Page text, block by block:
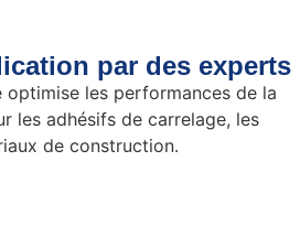
par des experts
les performances de la
les adhésifs de carrelage, les
de construction.